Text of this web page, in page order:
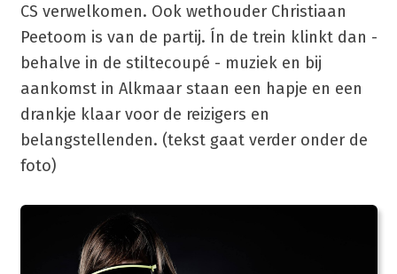
CS verwelkomen. Ook wethouder Christiaan
Peetoom is van de partij. Ín de trein klinkt dan -
behalve in de stiltecoupé - muziek en bij
aankomst in Alkmaar staan een hapje en een
drankje klaar voor de reizigers en
belangstellenden. (tekst gaat verder onder de
foto)